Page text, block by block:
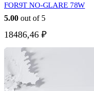
FOR9T NO-GLARE 78W
5.00 out of 5
18486,46 ₽